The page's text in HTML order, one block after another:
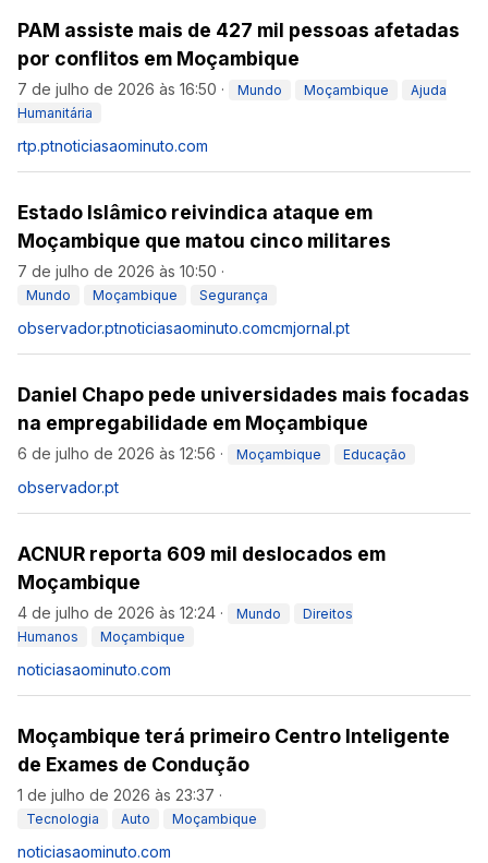
PAM assiste mais de 427 mil pessoas afetadas
por conflitos em Moçambique
7 de julho de 2026 às 16:50 · Mundo Moçambique
Ajuda
Humanitária
rtp.ptnoticiasaominuto.com
Estado Islâmico reivindica ataque em
Moçambique que matou cinco militares
7 de julho de 2026 às 10:50 ·
Mundo Moçambique Segurança
observador.ptnoticiasaominuto.comcmjornal.pt
Daniel Chapo pede universidades mais focadas
na empregabilidade em Moçambique
6 de julho de 2026 às 12:56 · Moçambique Educação
observador.pt
ACNUR reporta 609 mil deslocados em
Moçambique
4 de julho de 2026 às 12:24 · Mundo
Direitos
Humanos
Moçambique
noticiasaominuto.com
Moçambique terá primeiro Centro Inteligente
de Exames de Condução
1 de julho de 2026 às 23:37 ·
Tecnologia Auto Moçambique
noticiasaominuto.com